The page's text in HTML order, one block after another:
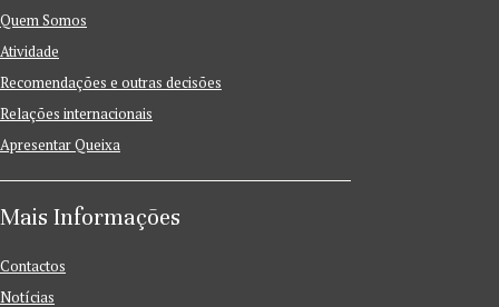
Quem Somos
Atividade
Recomendações e outras decisões
Relações internacionais
Apresentar Queixa
Mais Informações
Contactos
Notícias